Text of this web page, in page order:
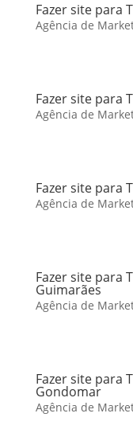
Fazer site para
Agência de
Fazer site para
Agência de
Fazer site para
Agência de
Fazer site para
Guimarães
Agência de
Fazer site para
Gondomar
Agência de